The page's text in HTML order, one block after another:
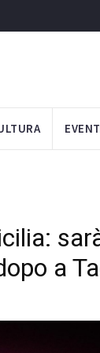
a